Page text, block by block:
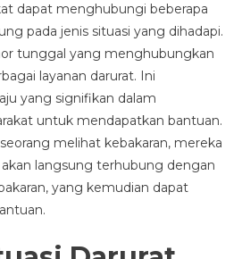
dapat menghubungi beberapa
pada jenis situasi yang dihadapi.
tunggal yang menghubungkan
layanan darurat. Ini
yang signifikan dalam
untuk mendapatkan bantuan.
melihat kebakaran, mereka
akan langsung terhubung dengan
yang kemudian dapat